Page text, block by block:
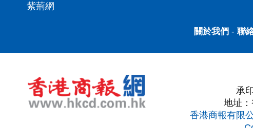
紫荊網
關於我們 - 聯
承
地址
香港商報有限